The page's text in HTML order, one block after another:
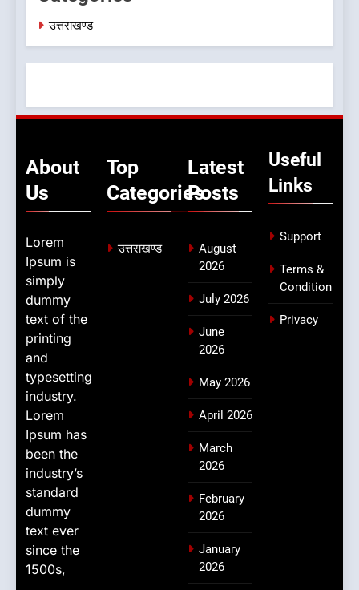
उत्तराखण्ड
About
Us
Lorem
Ipsum is
simply
dummy
text of the
printing
and
typesetting
industry.
Lorem
Ipsum has
been the
industry’s
standard
dummy
text ever
since the
1500s,
Top
Categories
उत्तराखण्ड
Latest
Posts
August
2026
July 2026
June
2026
May 2026
April 2026
March
2026
February
2026
January
2026
Useful
Links
Support
Terms &
Condition
Privacy